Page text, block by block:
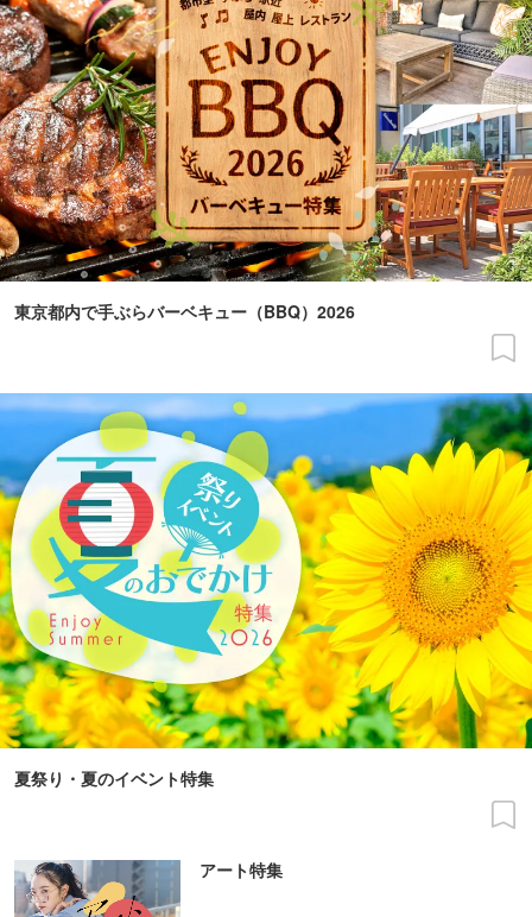
東京都内で手ぶらバーベキュー（BBQ）2026
夏祭り・夏のイベント特集
アート特集